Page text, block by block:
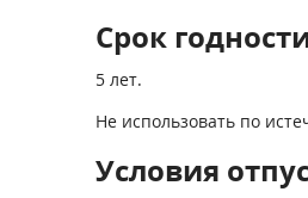
Срок
5 лет.
Не использовать по
Условия